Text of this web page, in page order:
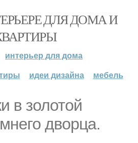
ДЛЯ ДОМА И
интерьер для дома
идеи дизайна мебель
в золотой
дворца.